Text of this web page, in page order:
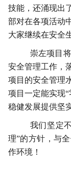
技能，还涌现出
部对在各项活动
大家继续在安全
崇左项目
安全管理工作，
项目的安全管理
项目一定能实现
稳健发展提供坚
我们坚定
理”的方针，与
作环境！